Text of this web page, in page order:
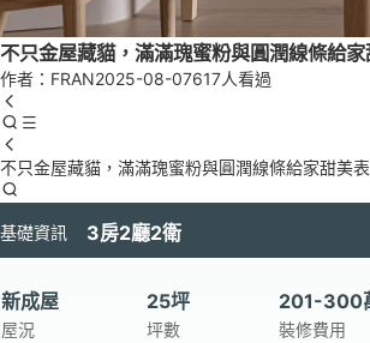
不只金屋藏貓，滿滿瑰蜜粉與圓潤線條給家
作者：FRAN2025-08-07617人看過
不只金屋藏貓，滿滿瑰蜜粉與圓潤線條給家甜美表
基礎資訊 3房2廳2衛
新成屋
屋況
25坪
坪數
201-300
裝修費用